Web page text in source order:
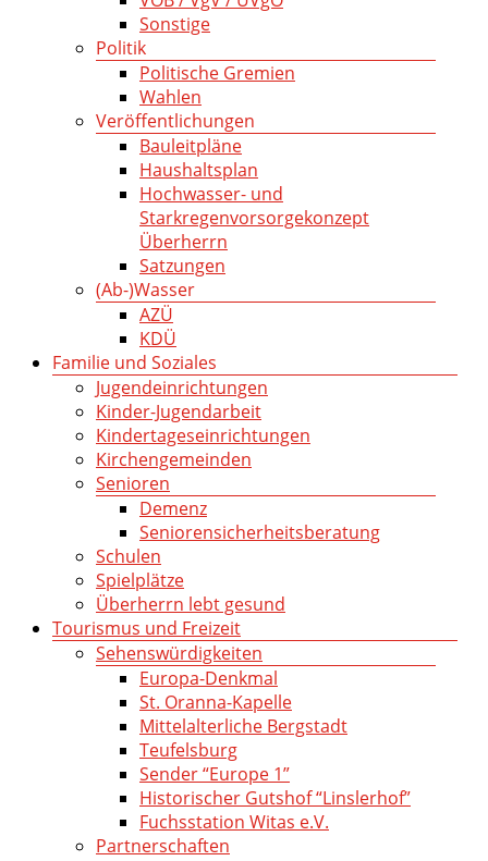
Sonstige
Politik
Politische Gremien
Wahlen
Veröffentlichungen
Bauleitpläne
Haushaltsplan
Hochwasser- und
Starkregenvorsorgekonzept
Überherrn
Satzungen
(Ab-)Wasser
AZÜ
KDÜ
Familie und Soziales
Jugendeinrichtungen
Kinder-Jugendarbeit
Kindertageseinrichtungen
Kirchengemeinden
Senioren
Demenz
Seniorensicherheitsberatung
Schulen
Spielplätze
Überherrn lebt gesund
Tourismus und Freizeit
Sehenswürdigkeiten
Europa-Denkmal
St. Oranna-Kapelle
Mittelalterliche Bergstadt
Teufelsburg
Sender “Europe 1”
Historischer Gutshof “Linslerhof”
Fuchsstation Witas e.V.
Partnerschaften